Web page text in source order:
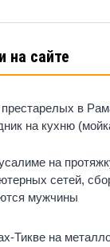
на сайте
в
на кухню
на
сетей,
мужчины
Тикве на